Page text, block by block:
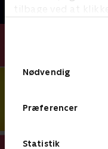
tilbage ved at
Nødvendig
Præferencer
Statistik